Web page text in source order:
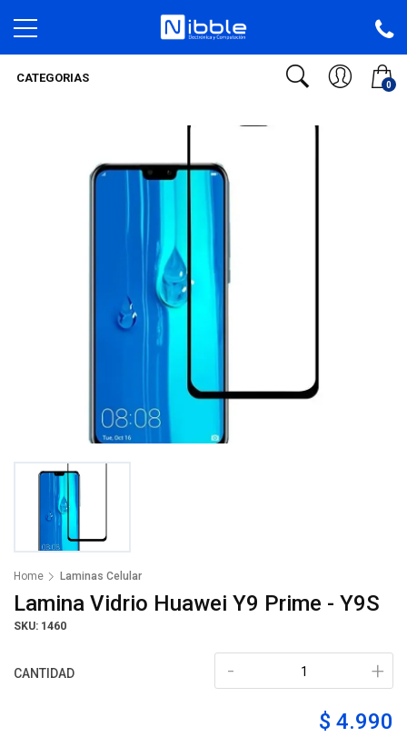
0
CATEGORIAS
Home Laminas Celular
Lamina Vidrio Huawei Y9 Prime - Y9S
SKU: 1460
CANTIDAD +
-
$ 4.990